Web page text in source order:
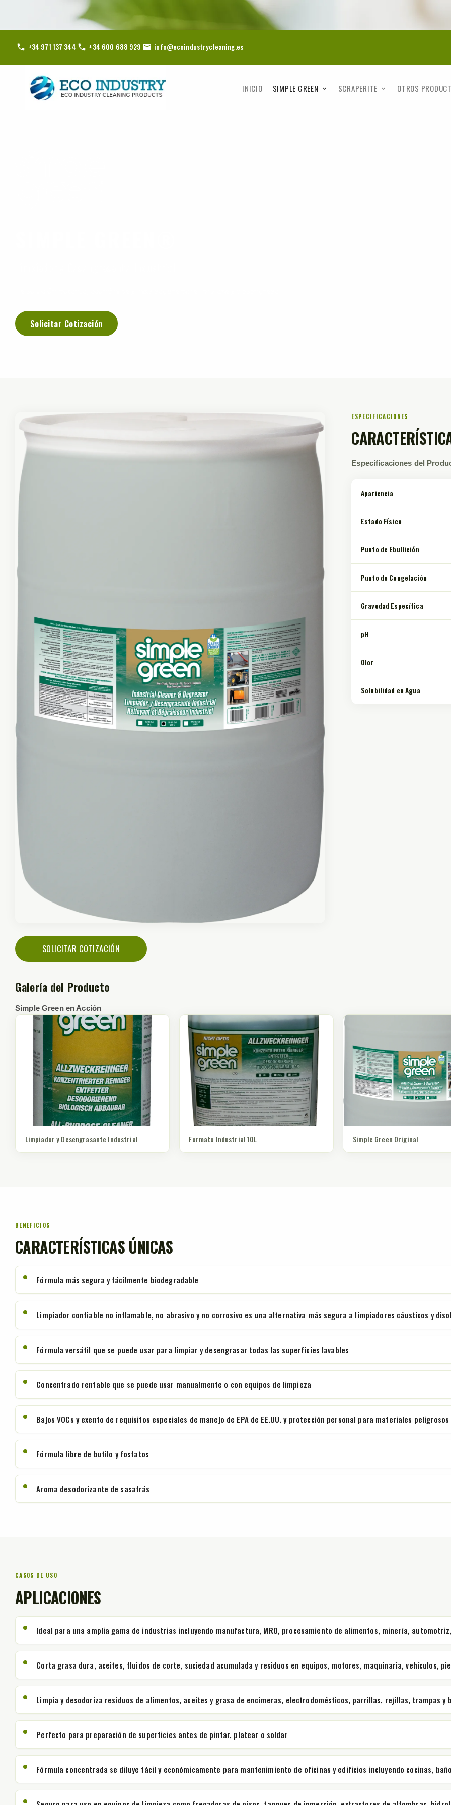
+34 971 137 344 +34 600 688 929 info@ecoindustrycleaning.es
INICIO SIMPLE GREEN SCRAPERITE OTROS
Solicitar Cotización
SOLICITAR COTIZACIÓN
ESPECIFICACIONES
Especificaciones del
Apariencia
Estado Físico
Punto de Ebullición
Punto de Congelación
Gravedad Específica
pH
Olor
Solubilidad en Agua
Galería del Producto
Simple Green en Acción
Limpiador y Desengrasante Industrial Formato Industrial 10L Simple Green Original
BENEFICIOS
CARACTERÍSTICAS ÚNICAS
Fórmula más segura y fácilmente biodegradable
Limpiador confiable no inflamable, no abrasivo y no corrosivo es una alternativa más segura a limpiadores cáusticos y
Fórmula versátil que se puede usar para limpiar y desengrasar todas las superficies lavables
Concentrado rentable que se puede usar manualmente o con equipos de limpieza
Bajos VOCs y exento de requisitos especiales de manejo de EPA de EE.UU. y protección personal para materiales peligrosos
Fórmula libre de butilo y fosfatos
Aroma desodorizante de sasafrás
CASOS DE USO
APLICACIONES
Ideal para una amplia gama de industrias incluyendo manufactura, MRO, procesamiento de alimentos, minería,
Corta grasa dura, aceites, fluidos de corte, suciedad acumulada y residuos en equipos, motores, maquinaria, vehículos,
Limpia y desodoriza residuos de alimentos, aceites y grasa de encimeras, electrodomésticos, parrillas, rejillas, trampas y
Perfecto para preparación de superficies antes de pintar, platear o soldar
Fórmula concentrada se diluye fácil y económicamente para mantenimiento de oficinas y edificios incluyendo cocinas,